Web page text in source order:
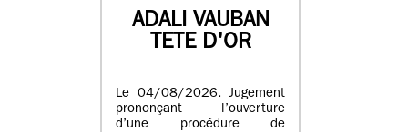
ADALI VAUBAN
TETE D'OR
Le 04/08/2026. Jugement
prononçant l’ouverture
d’une procédure de